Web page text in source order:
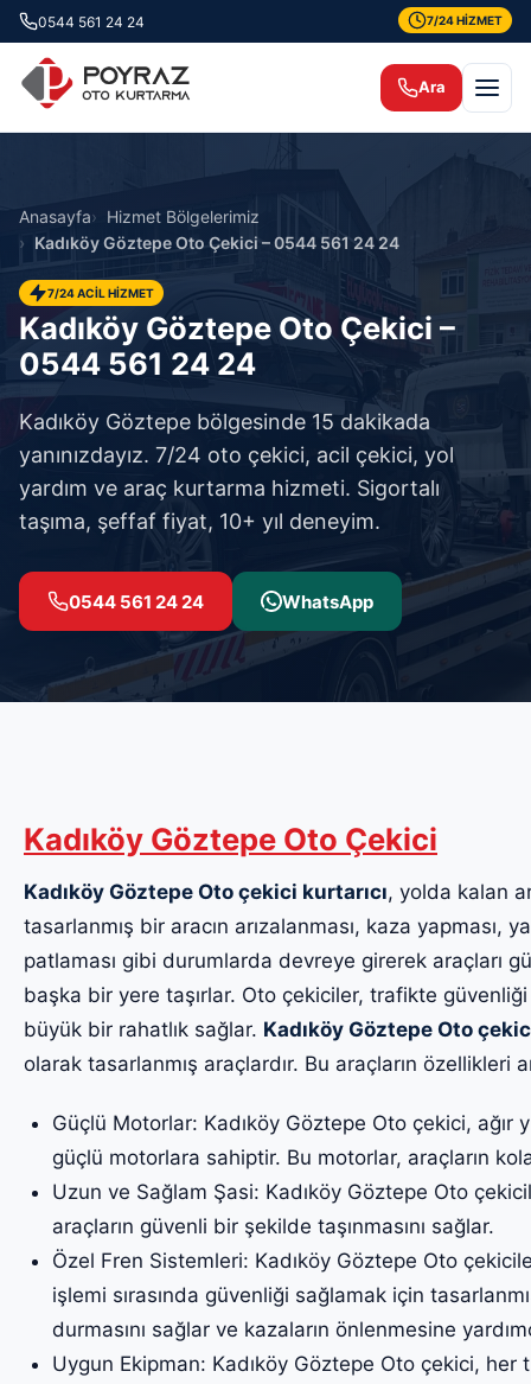
0544 561 24 24 7/24 HİZMET
Ara
Anasayfa
Hizmet Bölgelerimiz
Kadıköy Göztepe Oto Çekici – 0544 561 24 24
7/24 ACİL HİZMET
Kadıköy Göztepe Oto Çekici –
0544 561 24 24
Kadıköy Göztepe bölgesinde 15 dakikada
yanınızdayız. 7/24 oto çekici, acil çekici, yol
yardım ve araç kurtarma hizmeti. Sigortalı
taşıma, şeffaf fiyat, 10+ yıl deneyim.
0544 561 24 24 WhatsApp
Kadıköy Göztepe Oto Çekici
Kadıköy Göztepe Oto çekici kurtarıcı, yolda kalan
tasarlanmış bir aracın arızalanması, kaza yapması,
patlaması gibi durumlarda devreye girerek araçları
başka bir yere taşırlar. Oto çekiciler, trafikte
büyük bir rahatlık sağlar. Kadıköy Göztepe Oto
olarak tasarlanmış araçlardır. Bu araçların özellikleri
Güçlü Motorlar: Kadıköy Göztepe Oto çekici, ağır
güçlü motorlara sahiptir. Bu motorlar, araçların
Uzun ve Sağlam Şasi: Kadıköy Göztepe Oto
araçların güvenli bir şekilde taşınmasını sağlar.
Özel Fren Sistemleri: Kadıköy Göztepe Oto
işlemi sırasında güvenliği sağlamak için
durmasını sağlar ve kazaların önlenmesine
Uygun Ekipman: Kadıköy Göztepe Oto çekici, her